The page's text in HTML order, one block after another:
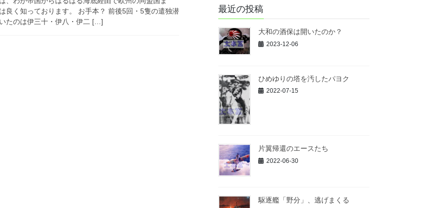
良く知っております。 お手本？ 前後5回・5隻の遣独潜
たのは伊三十・伊八・伊二 […]
最近の投稿
大和の酒保は開いたのか？
2023-12-06
ひめゆりの塔を汚したパヨク
2022-07-15
片翼帰還のエースたち
2022-06-30
駆逐艦「野分」、逃げまくる